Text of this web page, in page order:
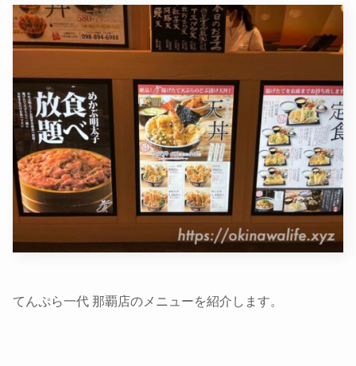
てんぷら一代 那覇店のメニューを紹介します。